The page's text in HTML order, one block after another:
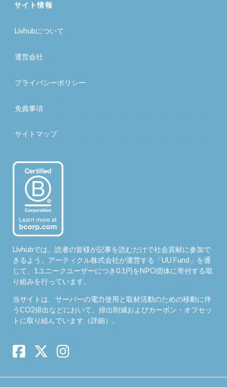
サイト情報
Livhubについて
運営会社
プライバシーポリシー
免責事項
サイトマップ
Livhubでは、読者の皆様が記事を読むだけで社会貢献に参加で
きるよう、アーティクル株式会社が運営する「UU Fund 」を通
じて、1ユニークユーザーにつき0.1円をNPO団体に寄付する取
り組みを行っています。
当サイトは、サーバーの電力使用と取材活動のための移動に伴
うCO2排出などにおいて、排出削減およびカーボン・オフセッ
トに取り組んでいます（詳細）。